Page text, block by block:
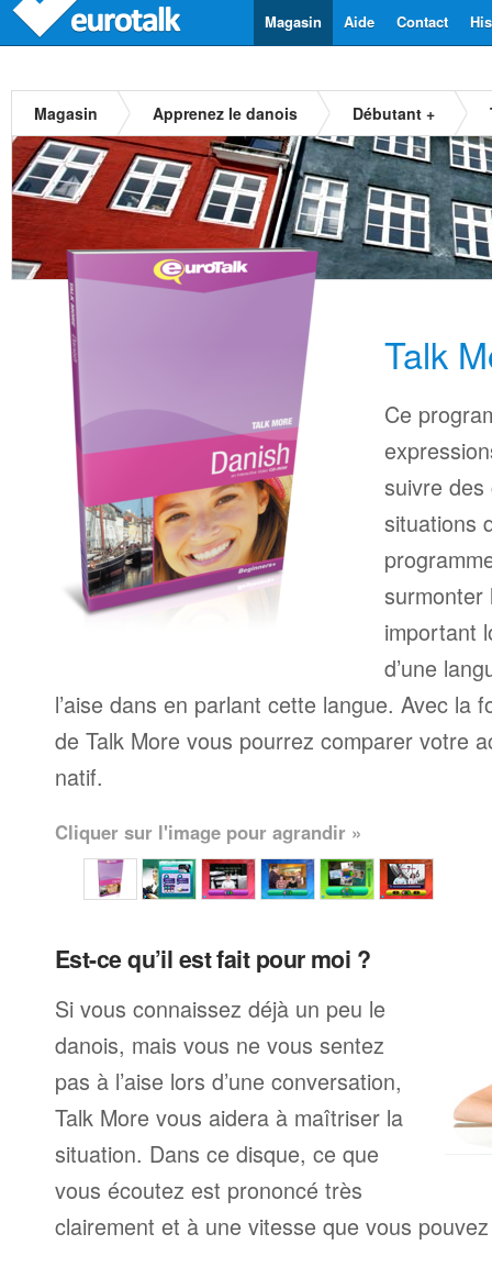
Contact
Aide
Magasin
Magasin Apprenez le danois Débutant +
Talk
Ce
suivre
situations
surmonter
important
d’une
l’aise dans en parlant cette langue. Avec la
de Talk More vous pourrez comparer votre
natif.
Cliquer sur l'image pour agrandir »
Est-ce qu’il est fait pour moi ?
Si vous connaissez déjà un peu le
danois, mais vous ne vous sentez
pas à l’aise lors d’une conversation,
Talk More vous aidera à maîtriser la
situation. Dans ce disque, ce que
vous écoutez est prononcé très
clairement et à une vitesse que vous